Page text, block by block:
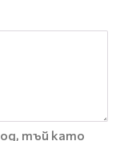
тъй като